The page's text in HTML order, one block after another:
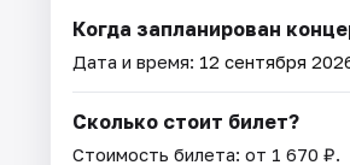
Когда запланирован
Дата и время: 12 сентября
Сколько стоит билет?
Стоимость билета: от 1 670 ₽.